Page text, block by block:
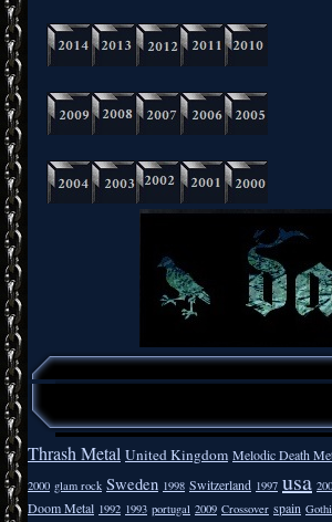
Thrash Metal United Kingdom Melodic Death
2000 glam rock Sweden 1998 Switzerland 1997 usa
Doom Metal 1992 1993 portugal 2009 Crossover spain